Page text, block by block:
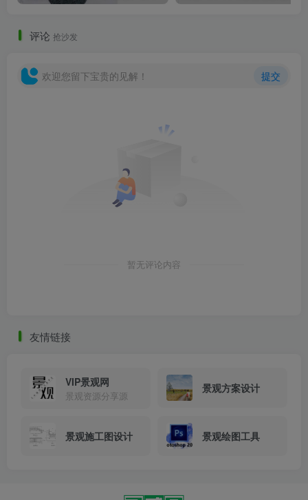
评论 抢沙发
欢迎您留下宝贵的见解！ 提交
暂无评论内容
友情链接
VIP景观网
景观资源分享源
景观方案设计
景观施工图设计 景观绘图工具